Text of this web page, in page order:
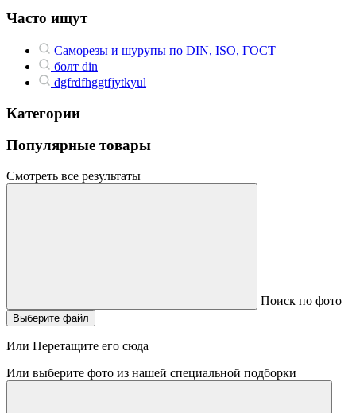
Часто ищут
Саморезы и шурупы по DIN, ISO, ГОСТ
болт din
dgfrdfhggtfjytkyul
Категории
Популярные товары
Смотреть все результаты
Поиск по фото
Выберите файл
Или Перетащите его сюда
Или выберите фото из нашей специальной подборки